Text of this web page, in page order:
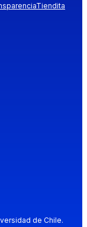
Tiendita
de Chile.